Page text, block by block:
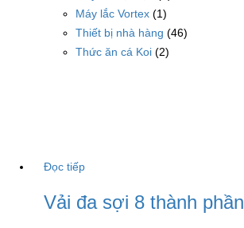
Máy lắc Vortex (1)
Thiết bị nhà hàng (46)
Thức ăn cá Koi (2)
Đọc tiếp
Vải đa sợi 8 thành phần